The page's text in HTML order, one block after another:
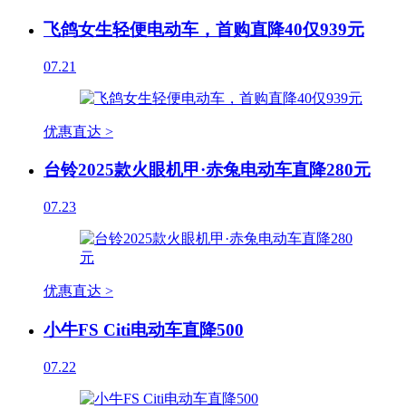
飞鸽女生轻便电动车，首购直降40仅939元
07.21
优惠直达 >
台铃2025款火眼机甲·赤兔电动车直降280元
07.23
优惠直达 >
小牛FS Citi电动车直降500
07.22